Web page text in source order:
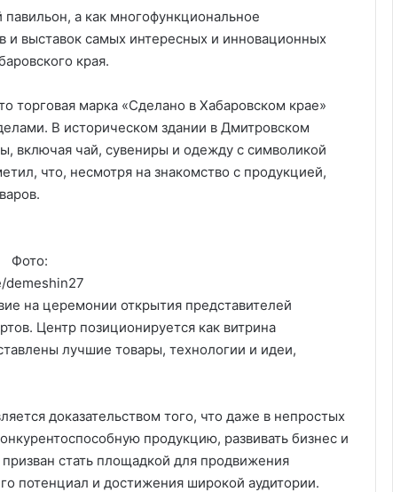
а как многофункциональное
и выставок самых интересных и инновационных
края.
торговая марка «Сделано в Хабаровском крае»
В историческом здании в Дмитровском
включая чай, сувениры и одежду с символикой
что, несмотря на знакомство с продукцией,
Фото:
demeshin27
на церемонии открытия представителей
Центр позиционируется как витрина
лучшие товары, технологии и идеи,
доказательством того, что даже в непростых
продукцию, развивать бизнес и
стать площадкой для продвижения
потенциал и достижения широкой аудитории.